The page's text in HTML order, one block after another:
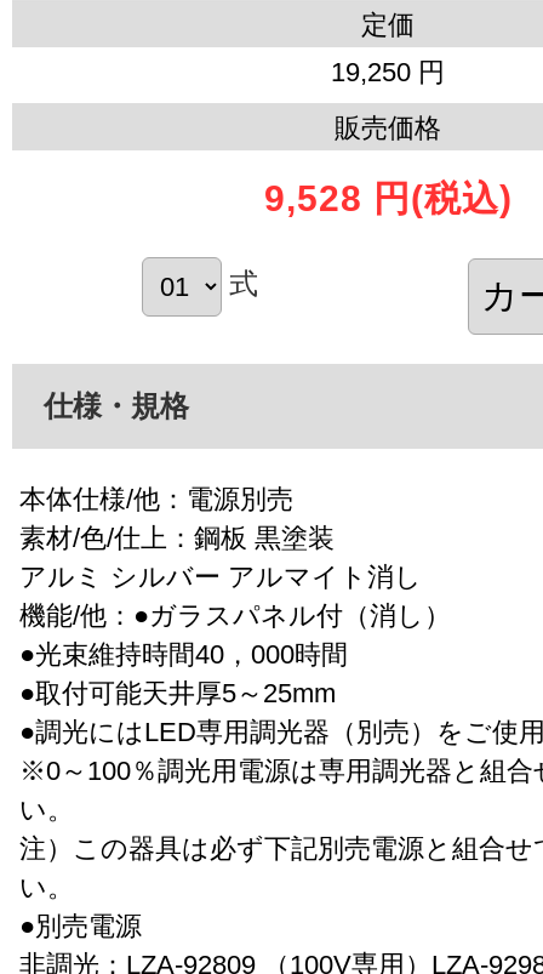
定価
19,250 円
販売価格
9,528 円 (税込)
式
仕様・規格
本体仕様/他：電源別売
素材/色/仕上：鋼板 黒塗装
アルミ シルバー アルマイト消し
機能/他：●ガラスパネル付（消し）
●光束維持時間40，000時間
●取付可能天井厚5～25mm
●調光にはLED専用調光器（別売）をご使
※0～100％調光用電源は専用調光器と組
い。
注）この器具は必ず下記別売電源と組合
い。
●別売電源
非調光：LZA-92809 （100V専用）LZA-